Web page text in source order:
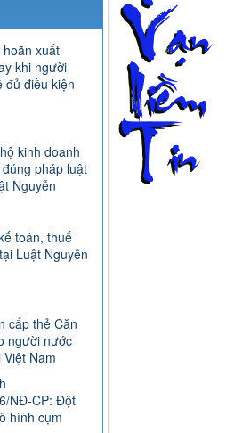
hoãn xuất
khi người
đủ điều kiện
kinh doanh
pháp luật
Nguyễn
toán, thuế
Luật Nguyễn
cấp thẻ Căn
người nước
Việt Nam
NĐ-CP: Đột
hình cụm